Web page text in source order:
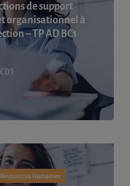
de support
organisationnel à
– TP AD BC1
Humaines